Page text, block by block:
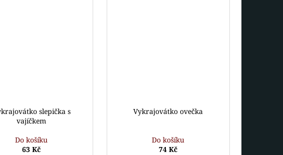
slepička s
vajíčkem
Do košíku
63 Kč
Vykrajovátko ovečka
Do košíku
74 Kč